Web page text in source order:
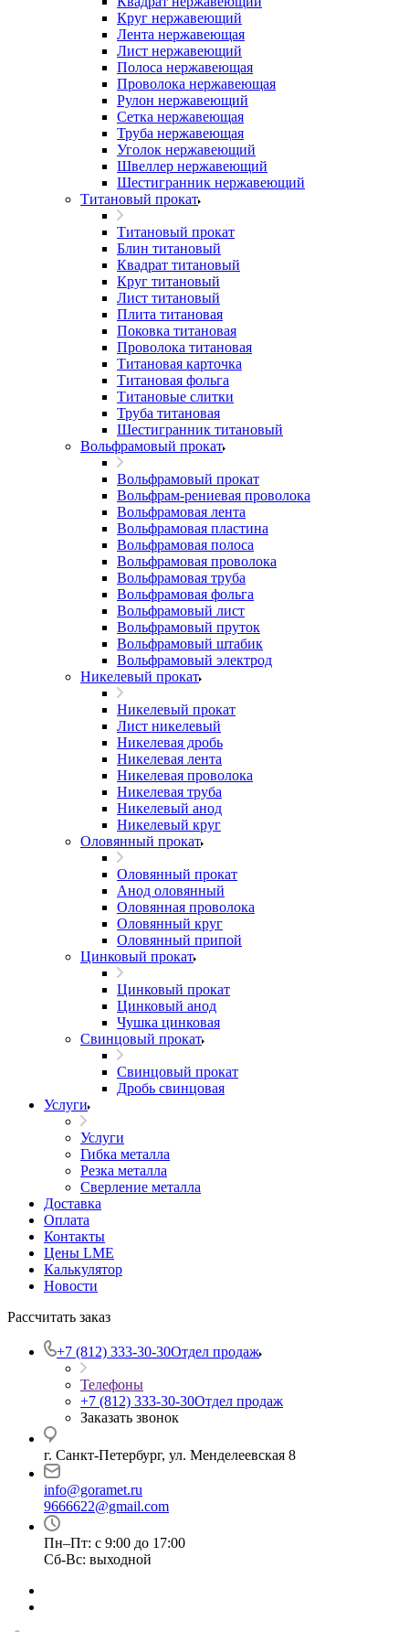
Круг нержавеющий
Лента нержавеющая
Лист нержавеющий
Полоса нержавеющая
Проволока нержавеющая
Рулон нержавеющий
Сетка нержавеющая
Труба нержавеющая
Уголок нержавеющий
Швеллер нержавеющий
Шестигранник нержавеющий
Титановый прокат
Титановый прокат
Блин титановый
Квадрат титановый
Круг титановый
Лист титановый
Плита титановая
Поковка титановая
Проволока титановая
Титановая карточка
Титановая фольга
Титановые слитки
Труба титановая
Шестигранник титановый
Вольфрамовый прокат
Вольфрамовый прокат
Вольфрам-рениевая проволока
Вольфрамовая лента
Вольфрамовая пластина
Вольфрамовая полоса
Вольфрамовая проволока
Вольфрамовая труба
Вольфрамовая фольга
Вольфрамовый лист
Вольфрамовый пруток
Вольфрамовый штабик
Вольфрамовый электрод
Никелевый прокат
Никелевый прокат
Лист никелевый
Никелевая дробь
Никелевая лента
Никелевая проволока
Никелевая труба
Никелевый анод
Никелевый круг
Оловянный прокат
Оловянный прокат
Анод оловянный
Оловянная проволока
Оловянный круг
Оловянный припой
Цинковый прокат
Цинковый прокат
Цинковый анод
Чушка цинковая
Свинцовый прокат
Свинцовый прокат
Дробь свинцовая
Услуги
Услуги
Гибка металла
Резка металла
Сверление металла
Доставка
Оплата
Контакты
Цены LME
Калькулятор
Новости
Рассчитать заказ
+7 (812) 333-30-30Отдел продаж
Телефоны
+7 (812) 333-30-30Отдел продаж
Заказать звонок
г. Санкт-Петербург, ул. Менделеевская 8
info@goramet.ru
9666622@gmail.com
Пн–Пт: с 9:00 до 17:00
Сб-Вс: выходной